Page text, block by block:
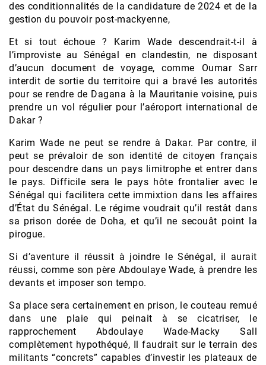
des conditionnalités de la candidature de 2024 et de la
gestion du pouvoir post-mackyenne,
Et si tout échoue ? Karim Wade descendrait-t-il à
l’improviste au Sénégal en clandestin, ne disposant
d’aucun document de voyage, comme Oumar Sarr
interdit de sortie du territoire qui a bravé les autorités
pour se rendre de Dagana à la Mauritanie voisine, puis
prendre un vol régulier pour l’aéroport international de
Dakar ?
Karim Wade ne peut se rendre à Dakar. Par contre, il
peut se prévaloir de son identité de citoyen français
pour descendre dans un pays limitrophe et entrer dans
le pays. Difficile sera le pays hôte frontalier avec le
Sénégal qui facilitera cette immixtion dans les affaires
d’État du Sénégal. Le régime voudrait qu’il restât dans
sa prison dorée de Doha, et qu’il ne secouât point la
pirogue.
Si d’aventure il réussit à joindre le Sénégal, il aurait
réussi, comme son père Abdoulaye Wade, à prendre les
devants et imposer son tempo.
Sa place sera certainement en prison, le couteau remué
dans une plaie qui peinait à se cicatriser, le
rapprochement Abdoulaye Wade-Macky Sall
complètement hypothéqué, Il faudrait sur le terrain des
militants “concrets” capables d’investir les plateaux de